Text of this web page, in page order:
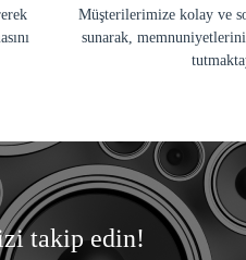
Müşterilerimize kolay ve
sunarak,
takip edin!